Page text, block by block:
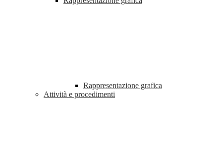
Rappresentazione grafica
Attività e procedimenti